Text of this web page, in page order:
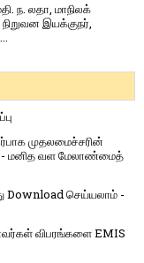
ந. லதா, மாநிலக்
நிறுவன இயக்குநர்,
முதலமைச்சரின்
மனித வள மேலாண்மைத்
Download செய்யலாம் -
விபரங்களை EMIS